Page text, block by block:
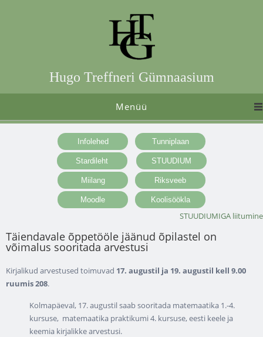
Hugo Treffneri Gümnaasium
Menüü
STUUDIUMIGA liitumine
Täiendavale õppetööle jäänud õpilastel on
võimalus sooritada arvestusi
Kirjalikud arvestused toimuvad 17. augustil ja 19. augustil kell 9.00
ruumis 208.
Kolmapäeval, 17. augustil saab sooritada matemaatika 1.-4.
kursuse, matemaatika praktikumi 4. kursuse, eesti keele ja
keemia kirjalikke arvestusi.